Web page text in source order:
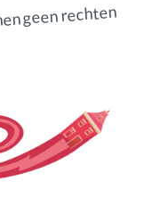
geen rechten